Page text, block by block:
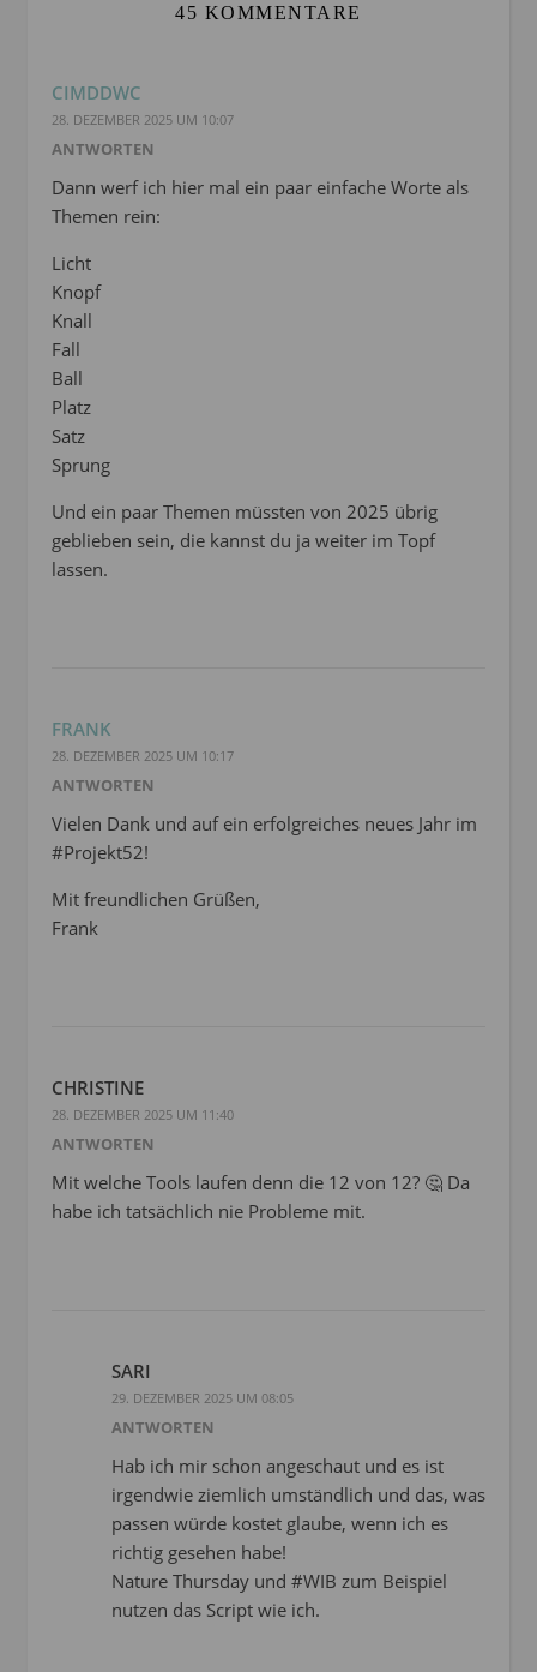
45 KOMMENTARE
CIMDDWC
28. DEZEMBER 2025 UM 10:07
ANTWORTEN
Dann werf ich hier mal ein paar einfache Worte als
Themen rein:
Licht
Knopf
Knall
Fall
Ball
Platz
Satz
Sprung
Und ein paar Themen müssten von 2025 übrig
geblieben sein, die kannst du ja weiter im Topf
lassen.
FRANK
28. DEZEMBER 2025 UM 10:17
ANTWORTEN
Vielen Dank und auf ein erfolgreiches neues Jahr im
#Projekt52!
Mit freundlichen Grüßen,
Frank
CHRISTINE
28. DEZEMBER 2025 UM 11:40
ANTWORTEN
Mit welche Tools laufen denn die 12 von 12? 🤔 Da
habe ich tatsächlich nie Probleme mit.
SARI
29. DEZEMBER 2025 UM 08:05
ANTWORTEN
Hab ich mir schon angeschaut und es ist
irgendwie ziemlich umständlich und das, was
passen würde kostet glaube, wenn ich es
richtig gesehen habe!
Nature Thursday und #WIB zum Beispiel
nutzen das Script wie ich.